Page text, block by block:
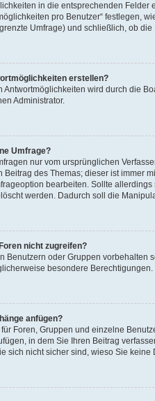
in die entsprechenden
pro Benutzer“ festlegen,
Umfrage) und schließlich, ob
erstellen?
Antwortmöglichkeiten wird durch die
Administrator.
Umfrage?
nur vom ursprünglichen
Beitrag des Themas; dieser ist immer
bearbeiten. Sollte
werden. Dadurch soll die
nicht zugreifen?
Benutzern oder Gruppen
besondere
anfügen?
Foren, Gruppen und einzelne
in dem Sie Ihren Beitrag
sich nicht sicher sind, wieso Sie